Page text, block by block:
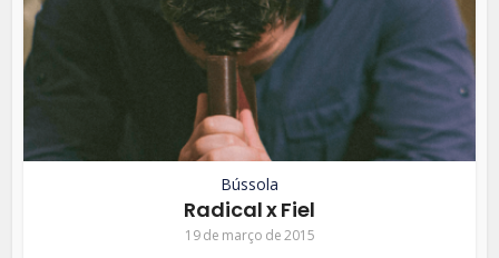
Bússola
Radical x Fiel
19 de março de 2015